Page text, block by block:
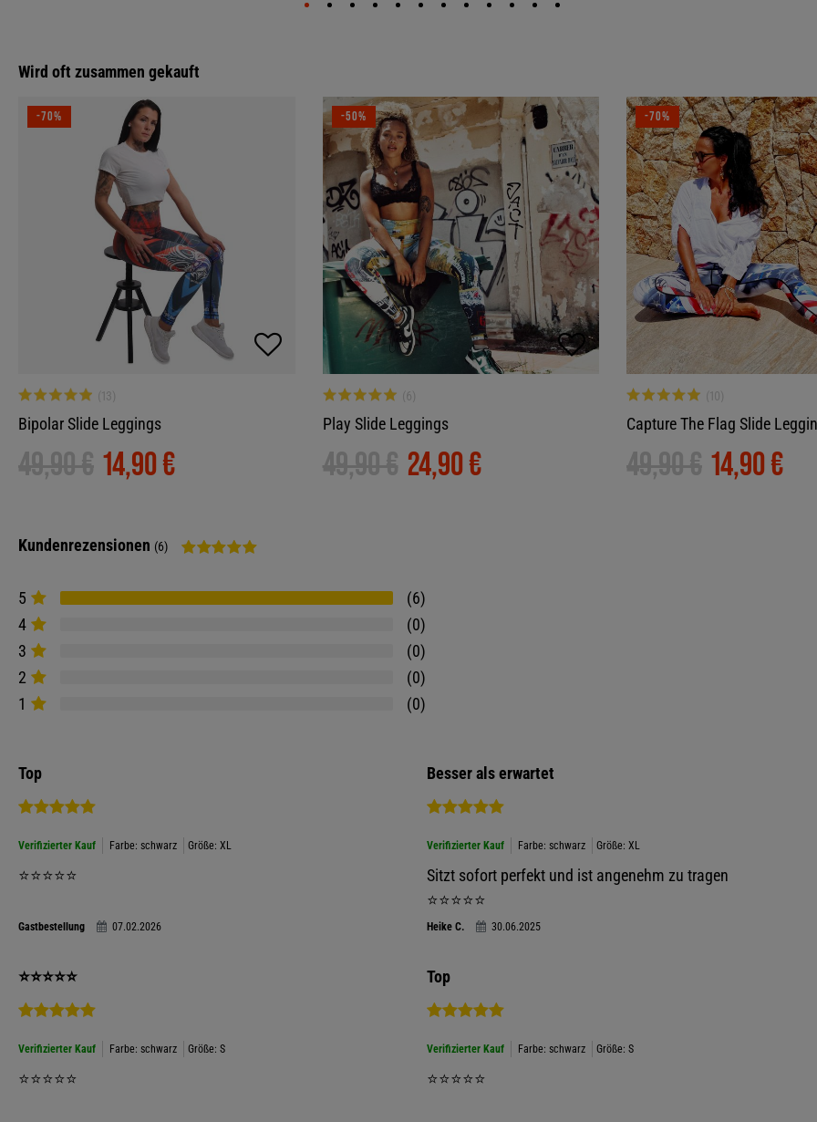
Wird oft zusammen gekauft
-70%
Bipolar Slide Leggings
49,90 € 14,90 €
-50%
Play Slide Leggings
49,90 € 24,90 €
-70%
Capture The Flag Slide
49,90 € 14,90 €
Kundenrezensionen (6)
5
6
4
0
3
0
2
0
1
0
Top
Verifizierter Kauf Farbe: schwarz Größe: XL
⭐️⭐️⭐️⭐️⭐️
Gastbestellung 07.02.2026
Besser als erwartet
Verifizierter Kauf Farbe: schwarz Größe: XL
Sitzt sofort perfekt und ist angenehm zu tragen
⭐️⭐️⭐️⭐️⭐️
Heike C. 30.06.2025
⭐️⭐️⭐️⭐️⭐️
Verifizierter Kauf Farbe: schwarz Größe: S
⭐️⭐️⭐️⭐️⭐️
Top
Verifizierter Kauf Farbe: schwarz Größe: S
⭐️⭐️⭐️⭐️⭐️